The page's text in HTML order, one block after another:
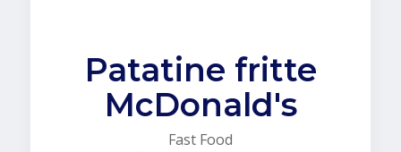
Patatine fritte
McDonald's
Fast Food